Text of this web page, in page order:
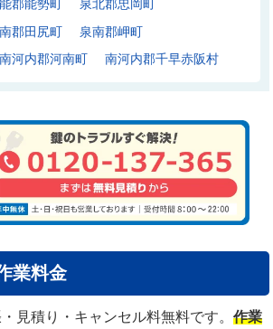
郡能勢町
泉北郡忠岡町
郡田尻町
泉南郡岬町
南河内郡河南町 南河内郡千早赤阪村
業料金
見積り・キャンセル料無料です。作業